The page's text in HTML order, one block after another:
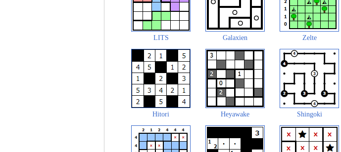
LITS Galaxien Zelte
Hitori Heyawake Shingoki